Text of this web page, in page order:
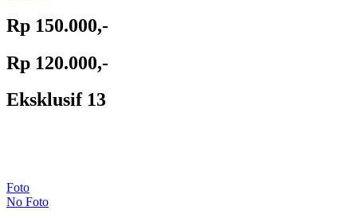
Rp 150.000,-
Rp 120.000,-
Eksklusif 13
Foto
No Foto